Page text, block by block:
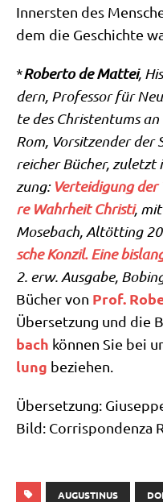
Inner­sten des
dem die Geschich­te
*Rober­to de Mat­tei,
dern, Pro­fes­sor für
te des Chri­sten­tums
Rom, Vor­sit­zen­der
rei­cher Bücher,
zung: Ver­tei­di­gung
re Wahr­heit Chri­sti,
Mose­bach, Alt­öt­ting
sche Kon­zil. Eine
2. erw. Aus­ga­be,
Bücher von Prof.
Über­set­zung und die
bach kön­nen Sie bei
lung beziehen.
Über­set­zung:
Bild: Cor­ri­spon­den­za
AUGUSTINUS